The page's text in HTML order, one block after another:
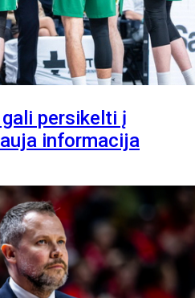
gali persikelti į
informacija